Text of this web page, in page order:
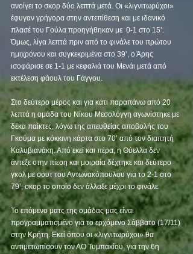
ανοίγει το σκορ δύο λεπτά μετά. Οι «λιγνιτωρύχοι»
έφυγαν γρήγορα στην αντεπίθεση και με ιδανικό
πλασέ του Γούλα προηγήθηκαν με  0-1 στο 15’.
Όμως, λίγα λεπτά πριν από το φινάλε του πρώτου
ημιχρόνου και συγκεκριμένα στο 39’, ο Άρης
ισοφάρισε σε 1-1 με κεφαλιά του Μενάι μετά από
εκτέλεση φάουλ του Γάγγου.
Στο δεύτερο μέρος και για κάτι παραπάνω από 20
λεπτά η ομάδα του Νίκου Μεσολόγγη αγωνίστηκε με
δέκα παίκτες, λόγω της απευθείας αποβολής του
Γκούμα με κόκκινη κάρτα στο 70’ από τον διαιτητή
Καλυβιανάκη. Από εκεί και πέρα, η Θύελλα δεν
άντεξε στην πίεση και μοιραία δέχτηκε και δεύτερο
γκολ με σουτ του Αντωνακόπουλου για το 2-1 στο
79’, σκορ το οποίο δεν άλλαξε μέχρι το φινάλε.
To επόμενο ματς της ομάδας μας είναι
προγραμματισμένο για το ερχόμενο Σάββατο (17/11)
στην Κρήτη. Εκεί όπου οι «λιγνιτωρύχοι» θα
αντιμετωπίσουν τον ΑΟ Τυμπακίου, για την 6η